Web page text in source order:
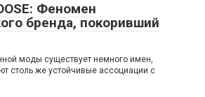
Феномен
бренда, покоривший
моды существует немного имен,
столь же устойчивые ассоциации с